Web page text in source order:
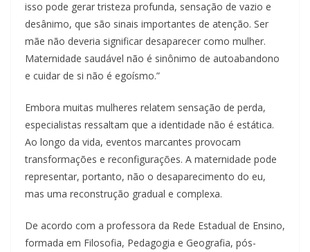
isso pode gerar tristeza profunda, sensação de vazio e
desânimo, que são sinais importantes de atenção. Ser
mãe não deveria significar desaparecer como mulher.
Maternidade saudável não é sinônimo de autoabandono
e cuidar de si não é egoísmo.”
Embora muitas mulheres relatem sensação de perda,
especialistas ressaltam que a identidade não é estática.
Ao longo da vida, eventos marcantes provocam
transformações e reconfigurações. A maternidade pode
representar, portanto, não o desaparecimento do eu,
mas uma reconstrução gradual e complexa.
De acordo com a professora da Rede Estadual de Ensino,
formada em Filosofia, Pedagogia e Geografia, pós-